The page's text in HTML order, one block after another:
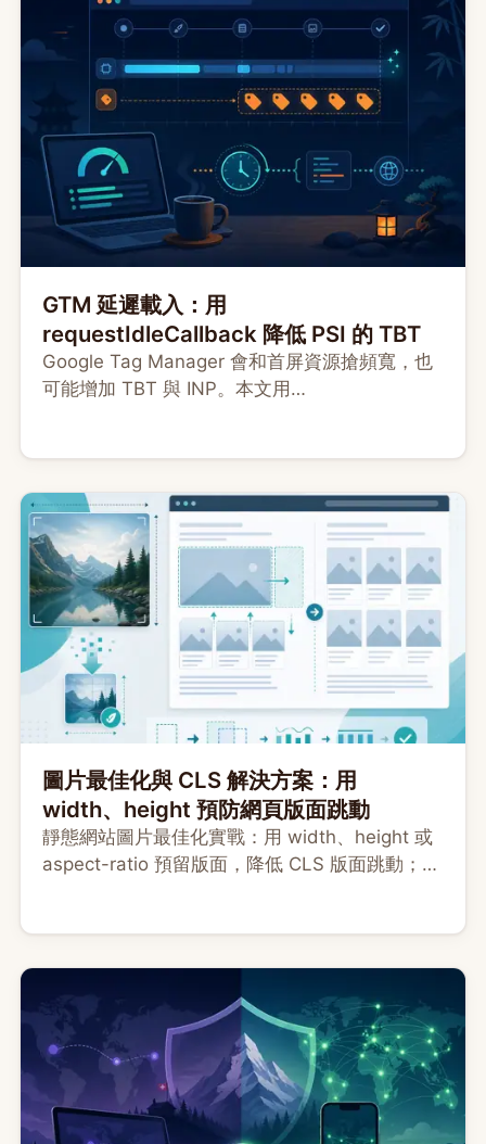
GTM 延遲載入：用
requestIdleCallback 降低 PSI 的 TBT
Google Tag Manager 會和首屏資源搶頻寬，也
可能增加 TBT 與 INP。本文用
圖片最佳化與 CLS 解決方案：用
width、height 預防網頁版面跳動
靜態網站圖片最佳化實戰：用 width、height 或
aspect-ratio 預留版面，降低 CLS 版面跳動；同